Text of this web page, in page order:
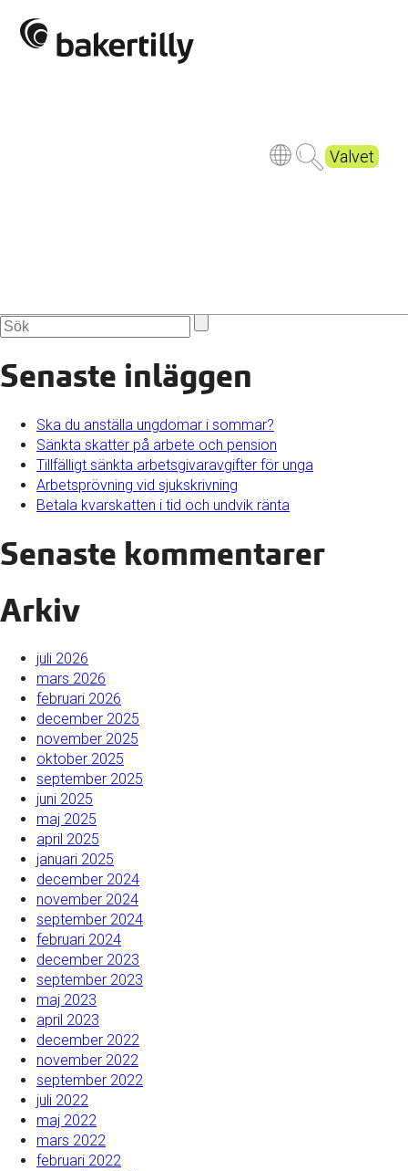
Valvet
driver-1149997_1920
Senaste inläggen
Ska du anställa ungdomar i sommar?
Sänkta skatter på arbete och pension
Tillfälligt sänkta arbetsgivaravgifter för unga
Arbetsprövning vid sjukskrivning
Betala kvarskatten i tid och undvik ränta
Senaste kommentarer
Arkiv
juli 2026
mars 2026
februari 2026
december 2025
november 2025
oktober 2025
september 2025
juni 2025
maj 2025
april 2025
januari 2025
december 2024
november 2024
september 2024
februari 2024
december 2023
september 2023
maj 2023
april 2023
december 2022
november 2022
september 2022
juli 2022
maj 2022
mars 2022
februari 2022